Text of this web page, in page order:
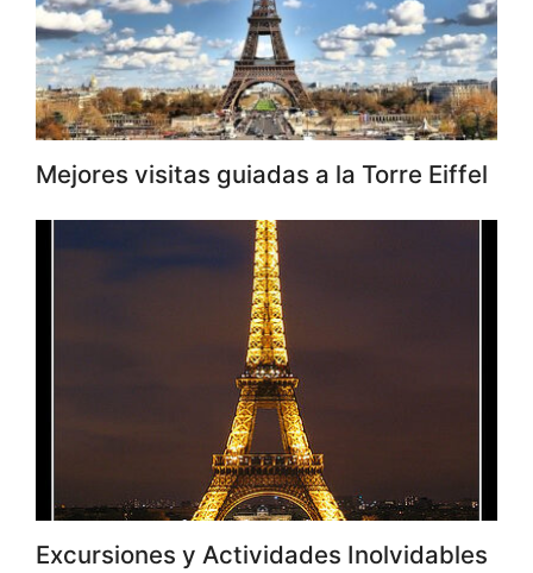
Mejores visitas guiadas a la Torre Eiffel
Excursiones y Actividades Inolvidables